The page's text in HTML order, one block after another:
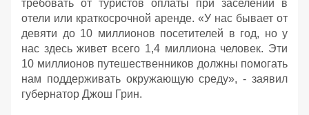
требовать от туристов оплаты при заселении в
отели или краткосрочной аренде. «У нас бывает от
девяти до 10 миллионов посетителей в год, но у
нас здесь живет всего 1,4 миллиона человек. Эти
10 миллионов путешественников должны помогать
нам поддерживать окружающую среду», - заявил
губернатор Джош Грин.